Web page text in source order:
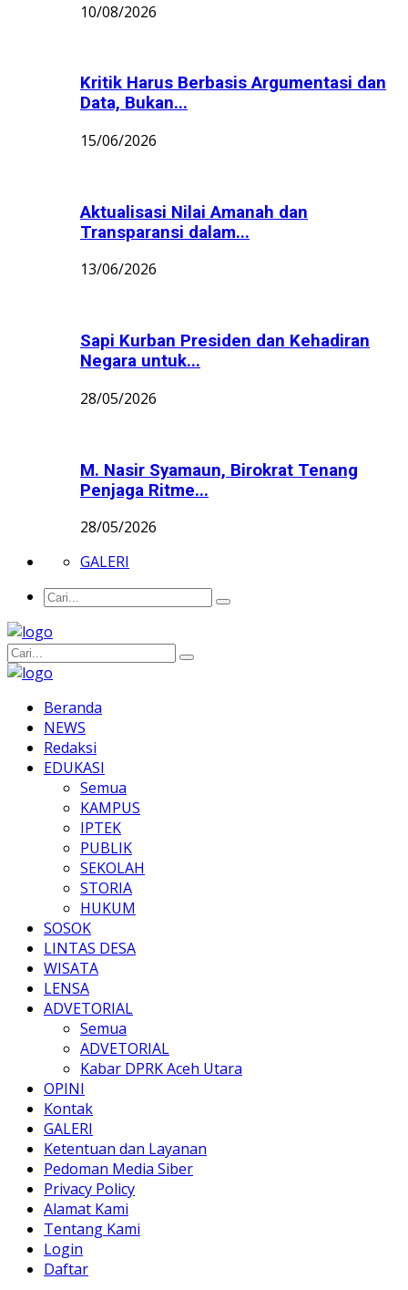
10/08/2026
Kritik Harus Berbasis Argumentasi dan
Data, Bukan...
15/06/2026
Aktualisasi Nilai Amanah dan
Transparansi dalam...
13/06/2026
Sapi Kurban Presiden dan Kehadiran
Negara untuk...
28/05/2026
M. Nasir Syamaun, Birokrat Tenang
Penjaga Ritme...
28/05/2026
GALERI
Beranda
NEWS
Redaksi
EDUKASI
Semua
KAMPUS
IPTEK
PUBLIK
SEKOLAH
STORIA
HUKUM
SOSOK
LINTAS DESA
WISATA
LENSA
ADVETORIAL
Semua
ADVETORIAL
Kabar DPRK Aceh Utara
OPINI
Kontak
GALERI
Ketentuan dan Layanan
Pedoman Media Siber
Privacy Policy
Alamat Kami
Tentang Kami
Login
Daftar